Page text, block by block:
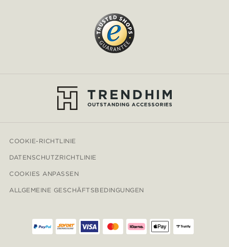
COOKIE-RICHTLINIE
DATENSCHUTZRICHTLINIE
COOKIES ANPASSEN
ALLGEMEINE GESCHÄFTSBEDINGUNGEN